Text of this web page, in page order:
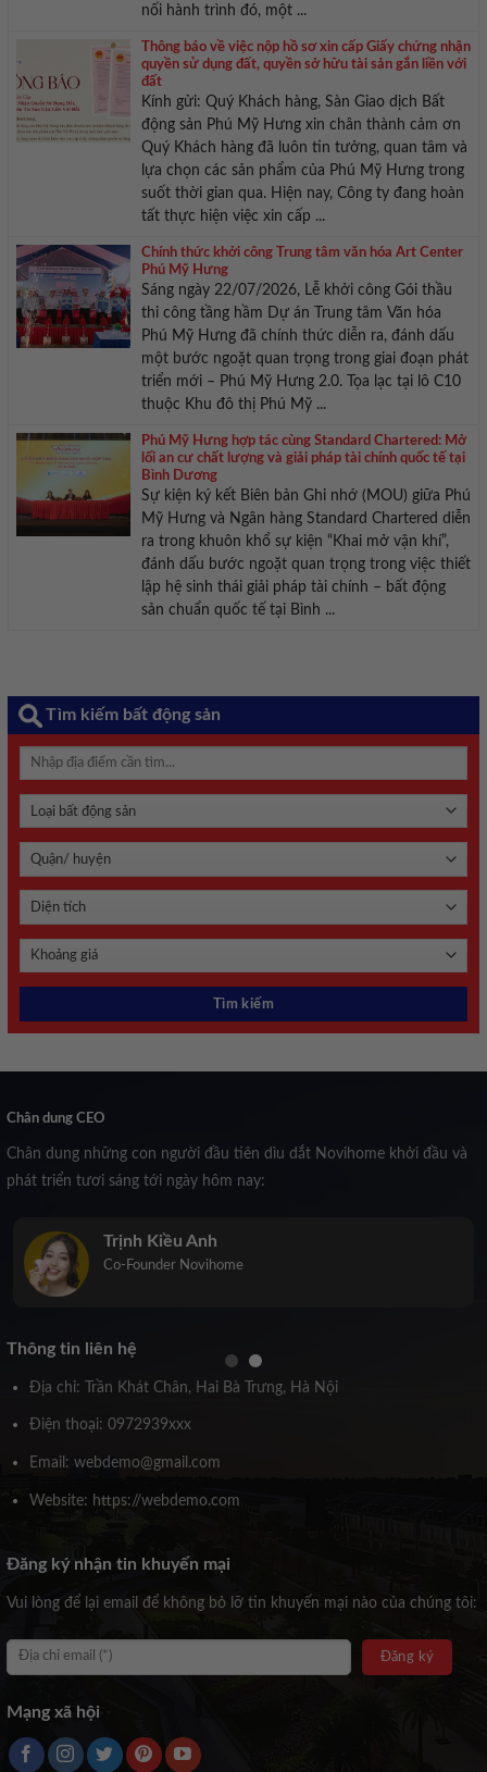
nối hành trình đó, một ...
Thông báo về việc nộp hồ sơ xin cấp Giấy chứng nhận
quyền sử dụng đất, quyền sở hữu tài sản gắn liền với
đất
Kính gửi: Quý Khách hàng, Sàn Giao dịch Bất
động sản Phú Mỹ Hưng xin chân thành cảm ơn
Quý Khách hàng đã luôn tin tưởng, quan tâm và
lựa chọn các sản phẩm của Phú Mỹ Hưng trong
suốt thời gian qua. Hiện nay, Công ty đang hoàn
tất thực hiện việc xin cấp ...
Chính thức khởi công Trung tâm văn hóa Art Center
Phú Mỹ Hưng
Sáng ngày 22/07/2026, Lễ khởi công Gói thầu
thi công tầng hầm Dự án Trung tâm Văn hóa
Phú Mỹ Hưng đã chính thức diễn ra, đánh dấu
một bước ngoặt quan trọng trong giai đoạn phát
triển mới – Phú Mỹ Hưng 2.0. Tọa lạc tại lô C10
thuộc Khu đô thị Phú Mỹ ...
Phú Mỹ Hưng hợp tác cùng Standard Chartered: Mở
lối an cư chất lượng và giải pháp tài chính quốc tế tại
Bình Dương
Sự kiện ký kết Biên bản Ghi nhớ (MOU) giữa Phú
Mỹ Hưng và Ngân hàng Standard Chartered diễn
ra trong khuôn khổ sự kiện “Khai mở vận khí”,
đánh dấu bước ngoặt quan trọng trong việc thiết
lập hệ sinh thái giải pháp tài chính – bất động
sản chuẩn quốc tế tại Bình ...
Tìm kiếm bất động sản
Chân dung CEO
Chân dung những con người đầu tiên dìu dắt Novihome khởi đầu và
phát triển tươi sáng tới ngày hôm nay:
Trịnh Kiều Anh
Co-Founder Novihome
Thông tin liên hệ
Địa chỉ: Trần Khát Chân, Hai Bà Trưng, Hà Nội
Điện thoại: 0972939xxx
Email: webdemo@gmail.com
Website: https://webdemo.com
Đăng ký nhận tin khuyến mại
Vui lòng để lại email để không bỏ lỡ tin khuyến mại nào của chúng tôi:
Mạng xã hội